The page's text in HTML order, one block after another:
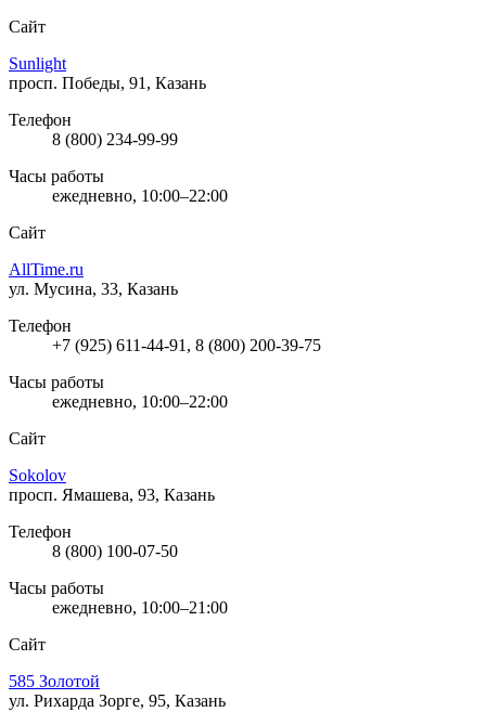
Сайт
Sunlight
просп. Победы, 91, Казань
Телефон
8 (800) 234-99-99
Часы работы
ежедневно, 10:00–22:00
Сайт
AllTime.ru
ул. Мусина, 33, Казань
Телефон
+7 (925) 611-44-91, 8 (800) 200-39-75
Часы работы
ежедневно, 10:00–22:00
Сайт
Sokolov
просп. Ямашева, 93, Казань
Телефон
8 (800) 100-07-50
Часы работы
ежедневно, 10:00–21:00
Сайт
585 Золотой
ул. Рихарда Зорге, 95, Казань